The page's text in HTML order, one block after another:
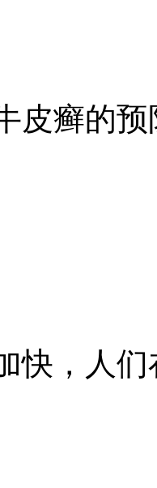
皮癣的
快，人